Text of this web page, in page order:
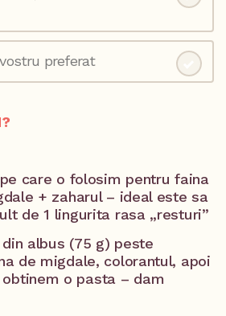
preferat
care o folosim pentru faina
+ zaharul – ideal este sa
de 1 lingurita rasa „resturi”
albus (75 g) peste
de migdale, colorantul, apoi
o pasta – dam